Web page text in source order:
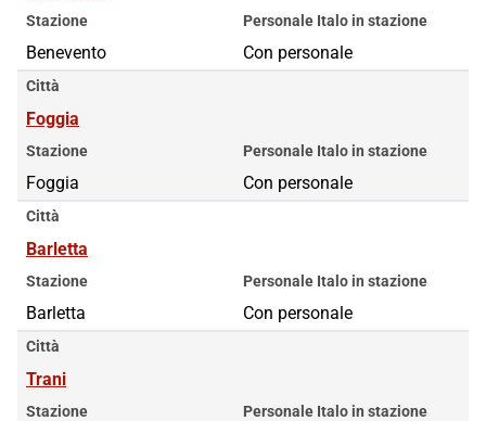
Stazione
Benevento
Personale Italo in stazione
Con personale
Città
Foggia
Stazione
Foggia
Personale Italo in stazione
Con personale
Città
Barletta
Stazione
Barletta
Personale Italo in stazione
Con personale
Città
Trani
Stazione Personale Italo in stazione